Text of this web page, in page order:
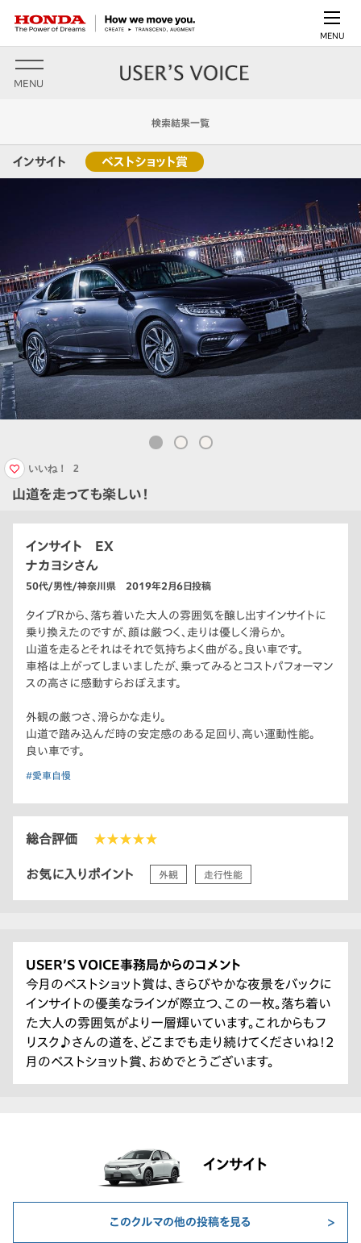
MENU
MENU
検索結果一覧
インサイト ベストショット賞
山道を走っても楽しい！
いいね！ 2
インサイト EX
ナカヨシさん
50代/男性/神奈川県 2019年2月6日投稿
タイプRから、落ち着いた大人の雰囲気を醸し出すインサイトに
乗り換えたのですが、顔は厳つく、走りは優しく滑らか。
山道を走るとそれはそれで気持ちよく曲がる。良い車です。
車格は上がってしまいましたが、乗ってみるとコストパフォーマン
スの高さに感動すらおぼえます。
外観の厳つさ、滑らかな走り。
山道で踏み込んだ時の安定感のある足回り、高い運動性能。
良い車です。
#愛車自慢
総合評価 ★★★★★
お気に入りポイント 外観 走行性能
USER’S VOICE事務局からのコメント
今月のベストショット賞は、きらびやかな夜景をバックに
インサイトの優美なラインが際立つ、この一枚。落ち着い
た大人の雰囲気がより一層輝いています。これからもフ
リスク♪さんの道を、どこまでも走り続けてくださいね！2
月のベストショット賞、おめでとうございます。
インサイト
このクルマの他の投稿を見る